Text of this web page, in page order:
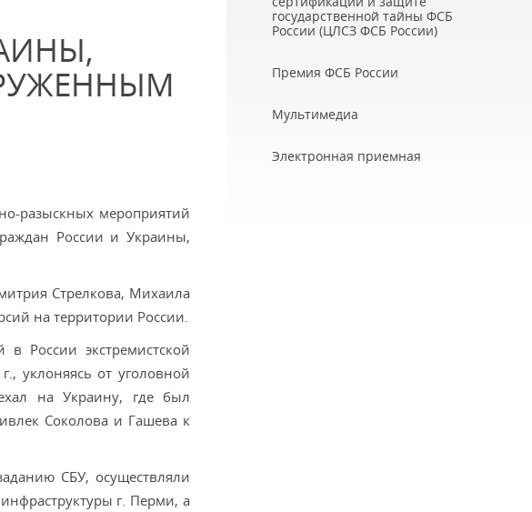
разыскных мероприятий
России и Украины,
Стрелкова, Михаила
на территории России.
России экстремистской
уклоняясь от уголовной
на Украину, где был
Соколова и Гашева к
СБУ, осуществляли
г. Перми, а
государственной тайны ФСБ
России (ЦЛСЗ ФСБ России)
Премия ФСБ России
Мультимедиа
Электронная приемная